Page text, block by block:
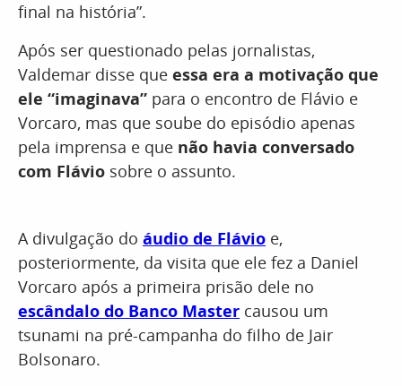
final na história”.
Após ser questionado pelas jornalistas,
Valdemar disse que essa era a motivação que
ele “imaginava” para o encontro de Flávio e
Vorcaro, mas que soube do episódio apenas
pela imprensa e que não havia conversado
com Flávio sobre o assunto.
A divulgação do áudio de Flávio e,
posteriormente, da visita que ele fez a Daniel
Vorcaro após a primeira prisão dele no
escândalo do Banco Master causou um
tsunami na pré-campanha do filho de Jair
Bolsonaro.